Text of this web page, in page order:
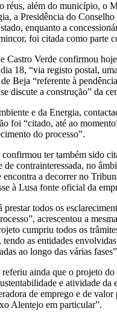
réus, além do município, o
a Presidência do
enquanto a
foi citada como parte
Castro Verde confirmou
18, “via registo postal,
Beja “referente à
discute a construção” da
e da Energia,
foi “citado, até ao
do processo”.
ter também sido
de contrainteressada, no
encontra a decorrer no
à Lusa fonte oficial da
prestar todos os
acrescentou a
cumpriu todos os
as entidades
ao longo das várias
ainda que o projeto do
e atividade da
de emprego e de valor
Alentejo em particular”.